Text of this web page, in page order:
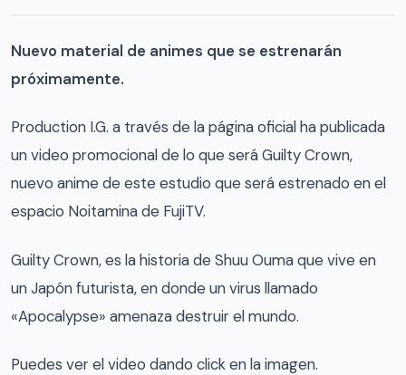
Nuevo material de animes que se estrenarán
próximamente.
Production I.G. a través de la página oficial ha publicada
un video promocional de lo que será Guilty Crown,
nuevo anime de este estudio que será estrenado en el
espacio Noitamina de FujiTV.
Guilty Crown, es la historia de Shuu Ouma que vive en
un Japón futurista, en donde un virus llamado
«Apocalypse» amenaza destruir el mundo.
Puedes ver el video dando click en la imagen.